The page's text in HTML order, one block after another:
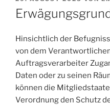
AM
Hinsichtlich der
von dem
Auftragsverarbeiter
Daten oder zu seinen
können die
Verordnung den Schutz